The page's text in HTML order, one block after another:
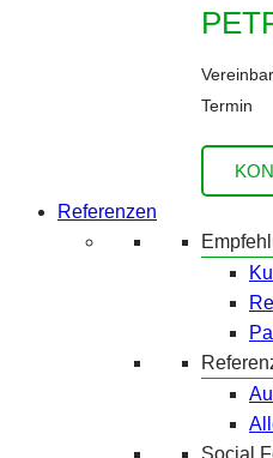
Termin
Referenzen
Social